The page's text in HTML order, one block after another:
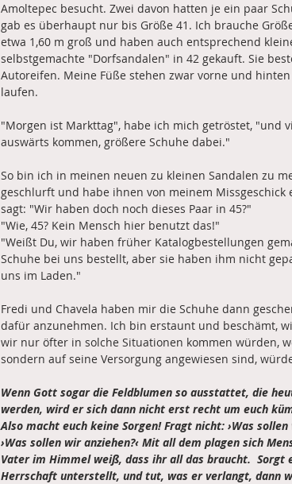
Amoltepec besucht. Zwei davon hatten je ein paar
gab es überhaupt nur bis Größe 41. Ich brauche
etwa 1,60 m groß und haben auch entsprechend
selbstgemachte "Dorfsandalen" in 42 gekauft. Sie
Autoreifen. Meine Füße stehen zwar vorne und
laufen.
"Morgen ist Markttag", habe ich mich getröstet, "und
auswärts kommen, größere Schuhe dabei."
So bin ich in meinen neuen zu kleinen Sandalen zu
geschlurft und habe ihnen von meinem Missgeschick
sagt: "Wir haben doch noch dieses Paar in 45?"
"Wie, 45? Kein Mensch hier benutzt das!"
"Weißt Du, wir haben früher Katalogbestellungen
Schuhe bei uns bestellt, aber sie haben ihm nicht
uns im Laden."
Fredi und Chavela haben mir die Schuhe dann
dafür anzunehmen. Ich bin erstaunt und beschämt,
wir nur öfter in solche Situationen kommen würden,
sondern auf seine Versorgung angewiesen sind,
Wenn Gott sogar die Feldblumen so ausstattet, die
werden, wird er sich dann nicht erst recht um euch
Also macht euch keine Sorgen! Fragt nicht: ›Was
›Was sollen wir anziehen?‹ Mit all dem plagen sich
Vater im Himmel weiß, dass ihr all das braucht.  Sorgt
Herrschaft unterstellt, und tut, was er verlangt, dann